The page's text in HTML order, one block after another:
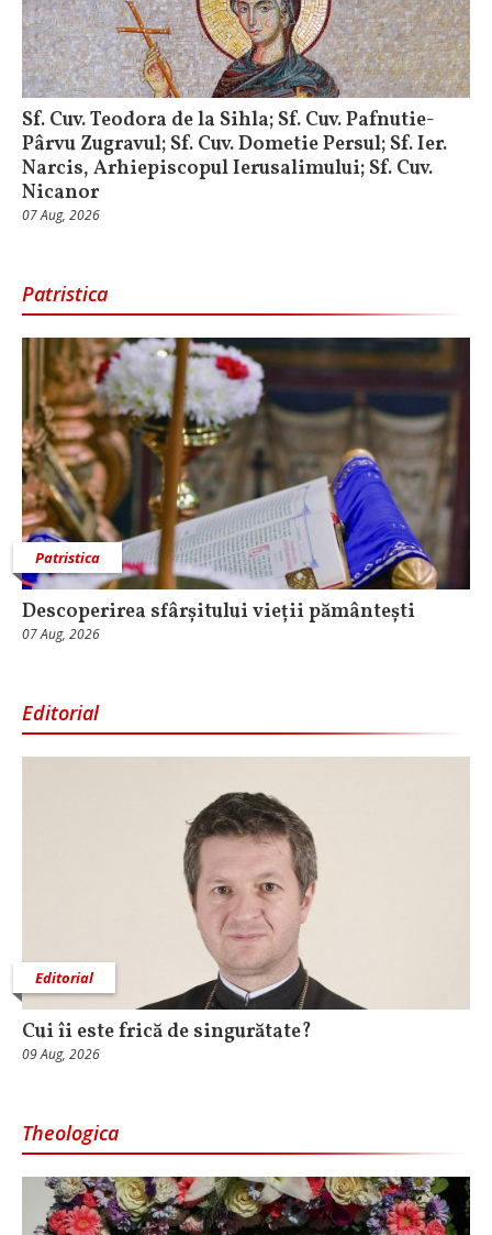
Sf. Cuv. Teodora de la Sihla; Sf. Cuv. Pafnutie-
Pârvu Zugravul; Sf. Cuv. Dometie Persul; Sf. Ier.
Narcis, Arhiepiscopul Ierusalimului; Sf. Cuv.
Nicanor
07 Aug, 2026
Patristica
Patristica
Descoperirea sfârșitului vieții pământești
07 Aug, 2026
Editorial
Editorial
Cui îi este frică de singurătate?
09 Aug, 2026
Theologica